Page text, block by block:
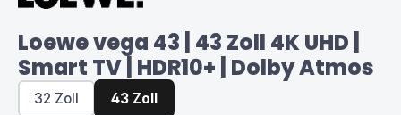
Loewe vega 43 | 43 Zoll 4K UHD |
Smart TV | HDR10+ | Dolby Atmos
32 Zoll 43 Zoll